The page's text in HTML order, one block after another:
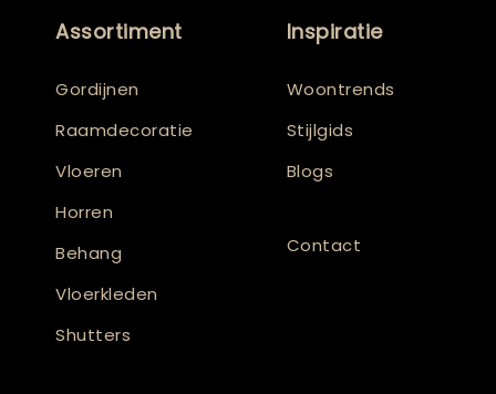
Assortiment
Gordijnen
Raamdecoratie
Vloeren
Horren
Behang
Vloerkleden
Shutters
Inspiratie
Woontrends
Stijlgids
Blogs
Contact